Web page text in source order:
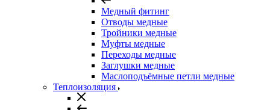
Медный фитинг
Отводы медные
Тройники медные
Муфты медные
Переходы медные
Заглушки медные
Маслоподъёмные петли медные
Теплоизоляция